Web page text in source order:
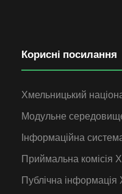
Корисні посилання
Хмельницький
Модульне
Інформаційна
Приймальна комісія
Публічна